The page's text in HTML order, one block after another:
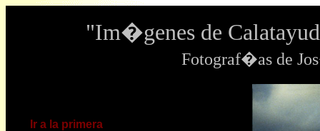
"Im�genes de
Fotograf�as de
Ir a la primera